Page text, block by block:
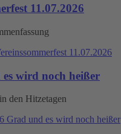
11.07.2026
11.07.2026
wird noch heißer
den Hitzetagen
Grad und es wird noch heißer